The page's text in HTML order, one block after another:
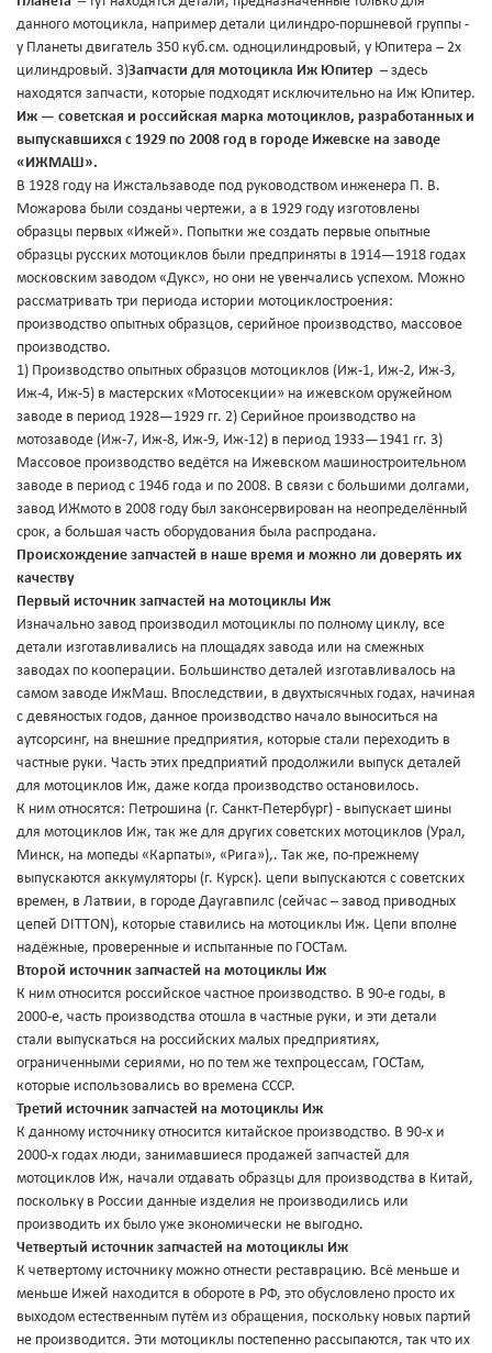
данного мотоцикла, например детали цилиндро-поршневой группы -
у Планеты двигатель 350 куб.см. одноцилиндровый, у Юпитера – 2х
цилиндровый. 3)Запчасти для мотоцикла Иж Юпитер – здесь
находятся запчасти, которые подходят исключительно на Иж Юпитер.
Иж — советская и российская марка мотоциклов, разработанных и
выпускавшихся с 1929 по 2008 год в городе Ижевске на заводе
«ИЖМАШ».
В 1928 году на Ижстальзаводе под руководством инженера П. В.
Можарова были созданы чертежи, а в 1929 году изготовлены
образцы первых «Ижей». Попытки же создать первые опытные
образцы русских мотоциклов были предприняты в 1914—1918 годах
московским заводом «Дукс», но они не увенчались успехом. Можно
рассматривать три периода истории мотоциклостроения:
производство опытных образцов, серийное производство, массовое
производство.
1) Производство опытных образцов мотоциклов (Иж-1, Иж-2, Иж-3,
Иж-4, Иж-5) в мастерских «Мотосекции» на ижевском оружейном
заводе в период 1928—1929 гг. 2) Серийное производство на
мотозаводе (Иж-7, Иж-8, Иж-9, Иж-12) в период 1933—1941 гг. 3)
Массовое производство ведётся на Ижевском машиностроительном
заводе в период с 1946 года и по 2008. В связи с большими долгами,
завод ИЖмото в 2008 году был законсервирован на неопределённый
срок, а большая часть оборудования была распродана.
Происхождение запчастей в наше время и можно ли доверять их
качеству
Первый источник запчастей на мотоциклы Иж
Изначально завод производил мотоциклы по полному циклу, все
детали изготавливались на площадях завода или на смежных
заводах по кооперации. Большинство деталей изготавливалось на
самом заводе ИжМаш. Впоследствии, в двухтысячных годах, начиная
с девяностых годов, данное производство начало выноситься на
аутсорсинг, на внешние предприятия, которые стали переходить в
частные руки. Часть этих предприятий продолжили выпуск деталей
для мотоциклов Иж, даже когда производство остановилось.
К ним относятся: Петрошина (г. Санкт-Петербург) - выпускает шины
для мотоциклов Иж, так же для других советских мотоциклов (Урал,
Минск, на мопеды «Карпаты», «Рига»),. Так же, по-прежнему
выпускаются аккумуляторы (г. Курск). цепи выпускаются с советских
времен, в Латвии, в городе Даугавпилс (сейчас – завод приводных
цепей DITTON), которые ставились на мотоциклы Иж. Цепи вполне
надёжные, проверенные и испытанные по ГОСТам.
Второй источник запчастей на мотоциклы Иж
К ним относится российское частное производство. В 90-е годы, в
2000-е, часть производства отошла в частные руки, и эти детали
стали выпускаться на российских малых предприятиях,
ограниченными сериями, но по тем же техпроцессам, ГОСТам,
которые использовались во времена СССР.
Третий источник запчастей на мотоциклы Иж
К данному источнику относится китайское производство. В 90-х и
2000-х годах люди, занимавшиеся продажей запчастей для
мотоциклов Иж, начали отдавать образцы для производства в Китай,
поскольку в России данные изделия не производились или
производить их было уже экономически не выгодно.
Четвертый источник запчастей на мотоциклы Иж
К четвертому источнику можно отнести реставрацию. Всё меньше и
меньше Ижей находится в обороте в РФ, это обусловлено просто их
выходом естественным путём из обращения, поскольку новых партий
не производится. Эти мотоциклы постепенно рассыпаются, так что их